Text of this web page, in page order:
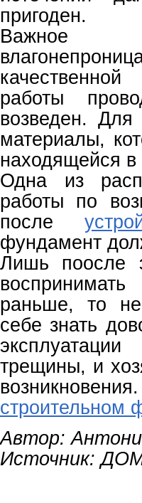
пригоден.
Важное
работы
возведен. Для
материалы,
находящейся в
Одна из
работы по
после
фундамент
Лишь поосле
раньше, то
себе знать
трещины, и
строительном
Автор:
Источник: